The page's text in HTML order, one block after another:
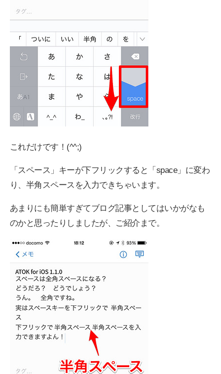
これだけです！(^^;)
「スペース」キーが下フリックすると「space」に変わ
り、半角スペースを入力できちゃいます。
あまりにも簡単すぎてブログ記事としてはいかがなも
のかと思ったりしましたが、ご紹介まで。